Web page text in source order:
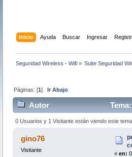
Inicio Ayuda Buscar Ingresar
Seguridad Wireless - Wifi » Suite Seguridad
Páginas: [1]Ir Abajo
Autor
0 Usuarios y 1 Visitante están viendo este tema.
gino76
Visitante
« en: